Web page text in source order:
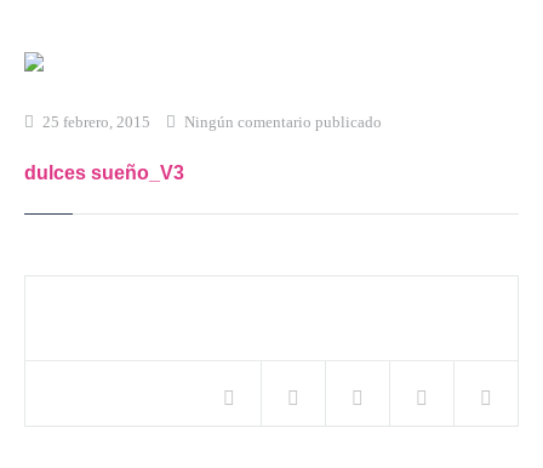
Inicio
25 febrero, 2015 Ningún comentario publicado
dulces sueño_V3